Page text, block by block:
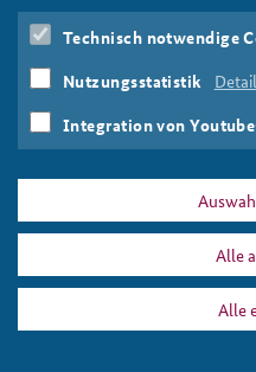
Interreligiösität
DATA
Technisch notwendige
Nutzungsstatistik
Integration von
Alle
Alle